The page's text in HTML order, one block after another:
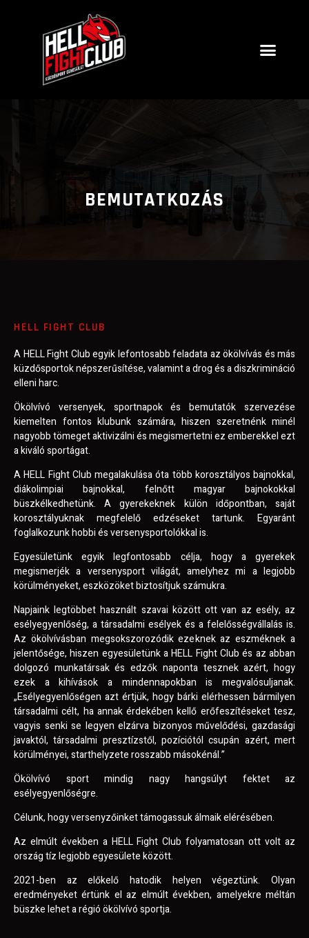
BEMUTATKOZÁS
HELL FIGHT CLUB
A HELL Fight Club egyik lefontosabb feladata az ökölvívás és más
küzdősportok népszerűsítése, valamint a drog és a diszkrimináció
elleni harc.
Ökölvívó versenyek, sportnapok és bemutatók szervezése
kiemelten fontos klubunk számára, hiszen szeretnénk minél
nagyobb tömeget aktivizálni és megismertetni ez emberekkel ezt
a kiváló sportágat.
A HELL Fight Club megalakulása óta több korosztályos bajnokkal,
diákolimpiai bajnokkal, felnőtt magyar bajnokokkal
büszkélkedhetünk. A gyerekeknek külön időpontban, saját
korosztályuknak megfelelő edzéseket tartunk. Egyaránt
foglalkozunk hobbi és versenysportolókkal is.
Egyesületünk egyik legfontosabb célja, hogy a gyerekek
megismerjék a versenysport világát, amelyhez mi a legjobb
körülményeket, eszközöket biztosítjuk számukra.
Napjaink legtöbbet használt szavai között ott van az esély, az
esélyegyenlőség, a társadalmi esélyek és a felelősségvállalás is.
Az ökölvívásban megsokszorozódik ezeknek az eszméknek a
jelentősége, hiszen egyesületünk a HELL Fight Club és az abban
dolgozó munkatársak és edzők naponta tesznek azért, hogy
ezek a kihívások a mindennapokban is megvalósuljanak.
„Esélyegyenlőségen azt értjük, hogy bárki elérhessen bármilyen
társadalmi célt, ha annak érdekében kellő erőfeszítéseket tesz,
vagyis senki se legyen elzárva bizonyos művelődési, gazdasági
javaktól, társadalmi presztízstől, pozíciótól csupán azért, mert
körülményei, starthelyzete rosszabb másokénál.”
Ökölvívó sport mindig nagy hangsúlyt fektet az
esélyegyenlőségre.
Célunk, hogy versenyzőinket támogassuk álmaik elérésében.
Az elmúlt években a HELL Fight Club folyamatosan ott volt az
ország tíz legjobb egyesülete között.
2021-ben az előkelő hatodik helyen végeztünk. Olyan
eredményeket értünk el az elmúlt években, amelyekre méltán
büszke lehet a régió ökölvívó sportja.